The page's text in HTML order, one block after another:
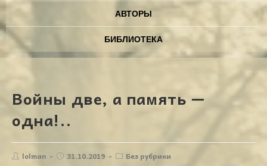
АВТОРЫ
БИБЛИОТЕКА
Войны две, а память —
одна!..
lolman 31.10.2019 Без рубрики